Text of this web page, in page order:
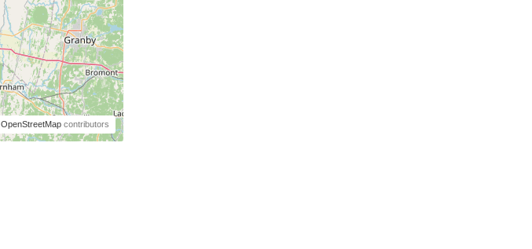
OpenStreetMapcontributors